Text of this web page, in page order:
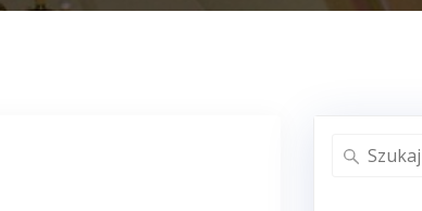
Szukaj: